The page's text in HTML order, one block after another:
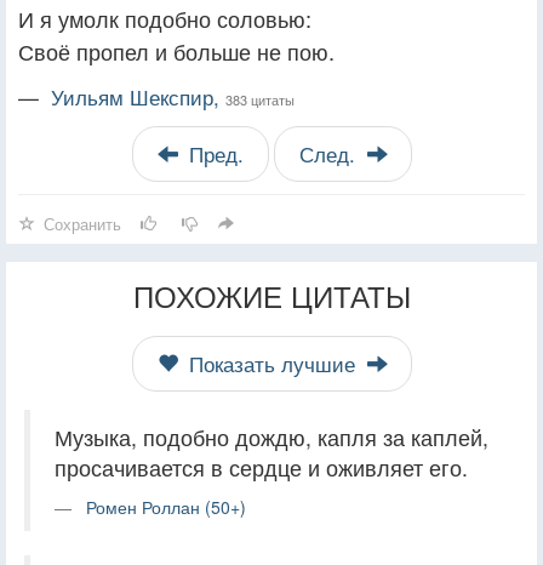
И я умолк подобно соловью:
Своё пропел и больше не пою.
— Уильям Шекспир, 383 цитаты
Пред. След.
Сохранить
ПОХОЖИЕ ЦИТАТЫ
Показать лучшие
Музыка, подобно дождю, капля за каплей,
просачивается в сердце и оживляет его.
Ромен Роллан (50+)